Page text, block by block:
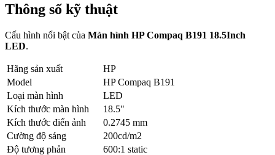
Thông số kỹ thuật
Cấu hình nổi bật của Màn hình HP Compaq B191 18.5Inch
LED.
Hãng sản xuất
HP
Model
HP Compaq B191
Loại màn hình
LED
Kích thước màn hình
18.5"
Kích thước điển ảnh
0.2745 mm
Cường độ sáng
200cd/m2
Độ tương phản
600:1 static